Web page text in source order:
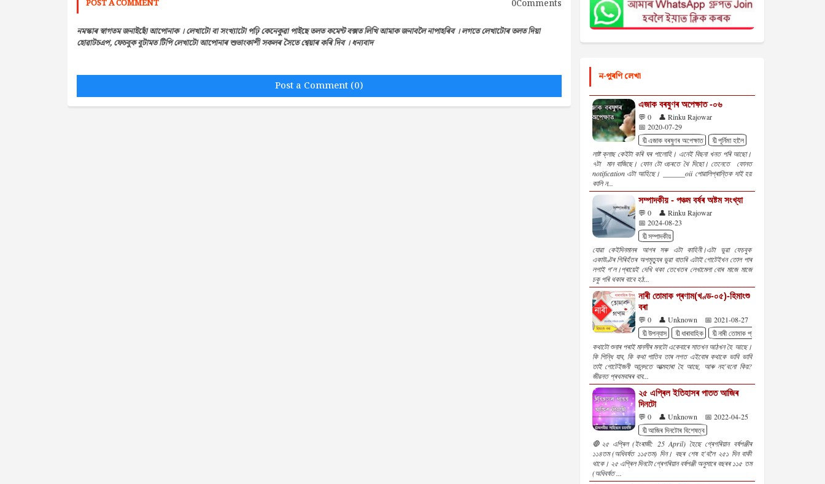
POST A COMMENT 0Comments
নমস্কাৰ স্বাগতম জনাইছোঁ আপোনাক । লেখাটো বা সংখ্যাটো পঢ়ি কেনেকুৱা পাইছে তলত কমেন্ট বক্সত লিখি আমাক জনাবলৈ নাপাহৰিব । লগতে লেখাটোৰ তলত দিয়া
হোৱাটচএপ, ফেচবুক বুটামত টিপি লেখাটো আপোনাৰ শুভাংকাশী সকলৰ সৈতে শ্বেয়াৰ কৰি দিব । ধন্যবাদ
Post a Comment (0)
ন-পুৰণি লেখা
এজাক বৰষুণৰ অপেক্ষাত -০৬
💬 0
👤 Rinku Rajowar
📅 2020-07-29
🔖এজাক বৰষুণৰ অপেক্ষাত
🔖পূৰ্নিমা হালৈ
লাষ্ট ক্লাছ কেইটা কৰি ঘৰ পালোহি। এনেই বিছনা খনত পৰি আছো।
৭টা মান বাজিছে। ফোন টো ওচৰতে থৈ দিছো। তেনেতে ফোনত
notification এটা আহিছে। ______oii পোৱালিপ্ৰান্তিক দাই হয়
কালি ন...
সম্পাদকীয় - পঞ্চম বৰ্ষৰ অষ্টম সংখ্যা
💬 0
👤 Rinku Rajowar
📅 2024-08-23
🔖সম্পাদকীয়
যোৱা কেইদিনমানৰ আগৰ সৰু এটা কাহিনী।এটা ভুৱা ফেচবুক
একাউণ্টৰ গিৰিহঁতৰ অপমৃত্যুৰ ভুৱা বাতৰি এটাই গোটেইখন তোল পাৰ
লগাই গ'ল।প্ৰায়েই দেখি থকা তেখেতৰ লেখামেলা বোৰ মাজে মাজে
চকু পৰি থকাৰ বাবে হঠ...
নাৰী তোমাক প্ৰণাম(খণ্ড-০৫)-হিমাংশু
বৰা
💬 0 👤 Unknown
📅 2021-08-27
🔖উপন্যাস
🔖ধাৰাবাহিক 🔖নাৰী তোমাক প্ৰণাম
কথাটো শুনাৰ পৰাই মানসীৰ মনটো একেবাৰে সাতখন আঠখন হৈ আছে।
কি পিন্ধি যাব, কি কথা পাতিব তাৰ লগত এইবোৰ কথাকে ভাবি ভাবি
তাই গোটেইজনী আনন্দতে আত্মহাৰা হৈ আছে, আৰু নহ'বনো কিয়?
জীৱনত প্ৰথমবাৰৰ বাব...
২৫ এপ্ৰিল ইতিহাসৰ পাতত আজিৰ
দিনটো
💬 0 👤 Unknown
📅 2022-04-25
🔖আজিৰ দিনটোৰ বিশেষত্ব
🛑২৫ এপ্ৰিল (ইংৰাজী: 25 April) হৈছে গ্ৰেগৰিয়ান বৰ্ষপঞ্জীৰ
১১৪তম (অধিবৰ্ষত ১১৫তম) দিন। বছৰ শেষ হ'বলৈ ২৫১ দিন বাকী
থাকে। ২৫ এপ্ৰিল দিনটো গ্ৰেগৰিয়ান বৰ্ষপঞ্জী অনুসাৰে বছৰৰ ১১৫ তম
(অধিবৰ্ষত ...